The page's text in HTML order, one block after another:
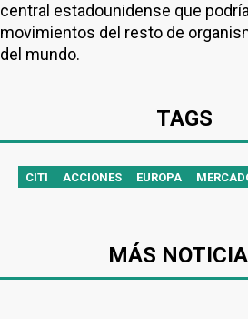
central estadounidense que
movimientos del resto de
del mundo.
TAGS
CITI ACCIONES EUROPA
MÁS